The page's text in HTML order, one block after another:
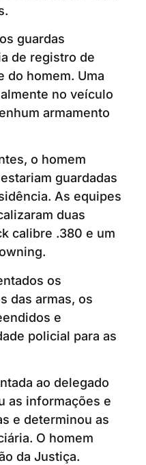
guardas
de registro de
do homem. Uma
no veículo
armamento
o homem
guardadas
As equipes
duas
calibre .380 e um
os
das armas, os
e
policial para as
ao delegado
as informações e
e determinou as
O homem
da Justiça.